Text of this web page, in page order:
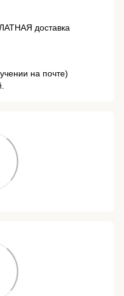
доставка
на почте)